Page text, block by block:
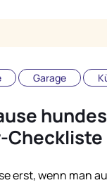
Garage
Checkliste
erst, wenn man